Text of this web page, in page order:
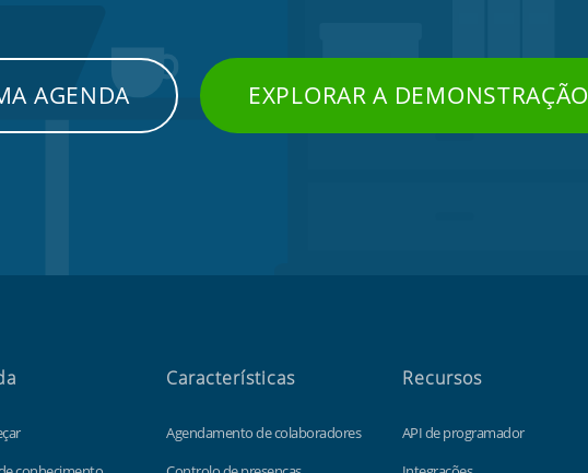
AGENDA EXPLORAR A DEMONSTRAÇÃO
Características
Agendamento de colaboradores
Recursos
API de programador